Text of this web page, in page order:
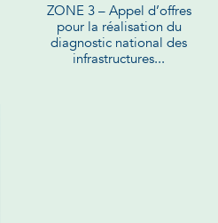
ZONE 3 – Appel d’offres
pour la réalisation du
diagnostic national des
infrastructures...